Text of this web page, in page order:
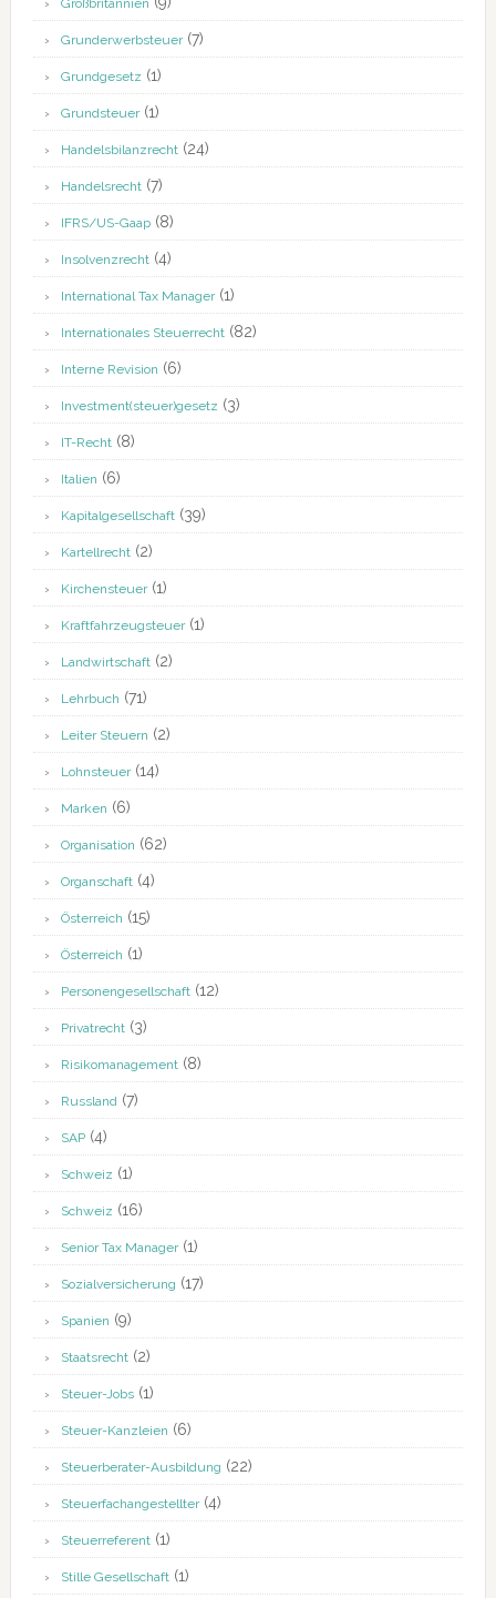
Großbritannien
Grunderwerbsteuer(7)
Grundgesetz (1)
Grundsteuer(1)
Handelsbilanzrecht(24)
Handelsrecht(7)
IFRS/US-Gaap(8)
Insolvenzrecht(4)
International Tax Manager(1)
Internationales Steuerrecht(82)
Interne Revision (6)
Investment(steuer)gesetz (3)
IT-Recht(8)
Italien (6)
Kapitalgesellschaft(39)
Kartellrecht(2)
Kirchensteuer(1)
Kraftfahrzeugsteuer(1)
Landwirtschaft(2)
Lehrbuch (71)
Leiter Steuern (2)
Lohnsteuer(14)
Marken (6)
Organisation (62)
Organschaft(4)
Österreich (15)
Österreich (1)
Personengesellschaft(12)
Privatrecht(3)
Risikomanagement(8)
Russland (7)
SAP(4)
Schweiz (1)
Schweiz (16)
Senior Tax Manager(1)
Sozialversicherung (17)
Spanien (9)
Staatsrecht(2)
Steuer-Jobs(1)
Steuer-Kanzleien (6)
Steuerberater-Ausbildung (22)
Steuerfachangestellter(4)
Steuerreferent(1)
Stille Gesellschaft(1)